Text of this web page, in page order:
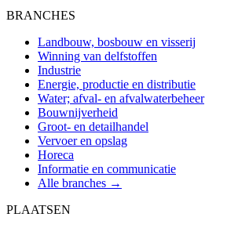
BRANCHES
Landbouw, bosbouw en visserij
Winning van delfstoffen
Industrie
Energie, productie en distributie
Water; afval- en afvalwaterbeheer
Bouwnijverheid
Groot- en detailhandel
Vervoer en opslag
Horeca
Informatie en communicatie
Alle branches →
PLAATSEN